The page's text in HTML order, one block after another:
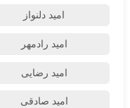
امید دلنواز
امید رادمهر
امید رضایی
امید صادقی